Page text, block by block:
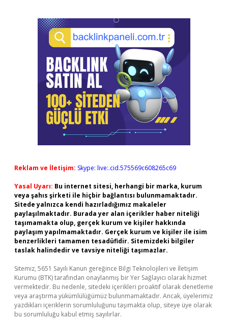
Reklam ve İletişim: Skype: live:.cid.575569c608265c69
Yasal Uyarı: Bu internet sitesi, herhangi bir marka, kurum
veya şahıs şirketi ile hiçbir bağlantısı bulunmamaktadır.
Sitede yalnızca kendi hazırladığımız makaleler
paylaşılmaktadır. Burada yer alan içerikler haber niteliği
taşımamakta olup, gerçek kurum ve kişiler hakkında
paylaşım yapılmamaktadır. Gerçek kurum ve kişiler ile isim
benzerlikleri tamamen tesadüfidir. Sitemizdeki bilgiler
taslak halindedir ve tavsiye niteliği taşımazlar.
Sitemiz, 5651 Sayılı Kanun gereğince Bilgi Teknolojileri ve İletişim
Kurumu (BTK) tarafından onaylanmış bir Yer Sağlayıcı olarak hizmet
vermektedir. Bu nedenle, sitedeki içerikleri proaktif olarak denetleme
veya araştırma yükümlülüğümüz bulunmamaktadır. Ancak, üyelerimiz
yazdıkları içeriklerin sorumluluğunu taşımakta olup, siteye üye olarak
bu sorumluluğu kabul etmiş sayılırlar.